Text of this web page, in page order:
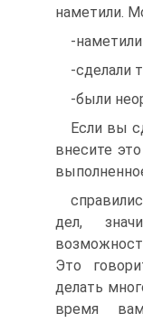
наметили.
-
-сделали
-были
Если вы
внесите
дел,
Это
делать
время